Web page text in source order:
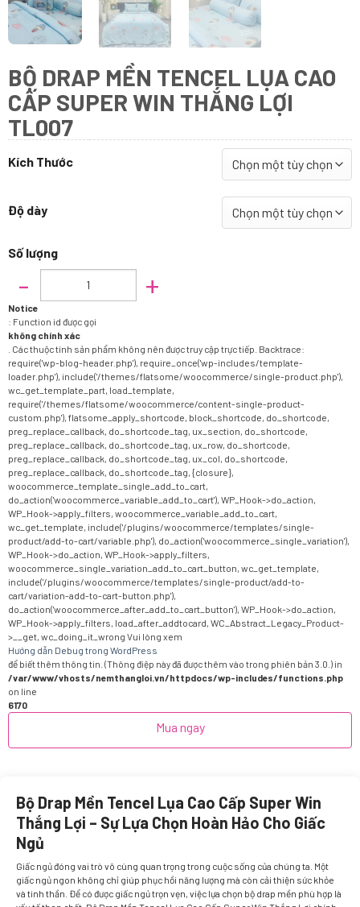
BỘ DRAP MỀN TENCEL LỤA CAO
CẤP SUPER WIN THẮNG LỢI
TL007
Kích Thước
Độ dày
Số lượng
Notice
: Function id được gọi
không chính xác
. Các thuộc tính sản phẩm không nên được truy cập trực tiếp. Backtrace:
require('wp-blog-header.php'), require_once('wp-includes/template-
loader.php'), include('/themes/flatsome/woocommerce/single-product.php'),
wc_get_template_part, load_template,
require('/themes/flatsome/woocommerce/content-single-product-
custom.php'), flatsome_apply_shortcode, block_shortcode, do_shortcode,
preg_replace_callback, do_shortcode_tag, ux_section, do_shortcode,
preg_replace_callback, do_shortcode_tag, ux_row, do_shortcode,
preg_replace_callback, do_shortcode_tag, ux_col, do_shortcode,
preg_replace_callback, do_shortcode_tag, {closure},
woocommerce_template_single_add_to_cart,
do_action('woocommerce_variable_add_to_cart'), WP_Hook->do_action,
WP_Hook->apply_filters, woocommerce_variable_add_to_cart,
wc_get_template, include('/plugins/woocommerce/templates/single-
product/add-to-cart/variable.php'), do_action('woocommerce_single_variation'),
WP_Hook->do_action, WP_Hook->apply_filters,
woocommerce_single_variation_add_to_cart_button, wc_get_template,
include('/plugins/woocommerce/templates/single-product/add-to-
cart/variation-add-to-cart-button.php'),
do_action('woocommerce_after_add_to_cart_button'), WP_Hook->do_action,
WP_Hook->apply_filters, load_after_addtocard, WC_Abstract_Legacy_Product-
>__get, wc_doing_it_wrong Vui lòng xem
Hướng dẫn Debug trong WordPress
để biết thêm thông tin. (Thông điệp này đã được thêm vào trong phiên bản 3.0.) in
/var/www/vhosts/nemthangloi.vn/httpdocs/wp-includes/functions.php
on line
6170
Mua ngay
Bộ Drap Mền Tencel Lụa Cao Cấp Super Win
Thắng Lợi – Sự Lựa Chọn Hoàn Hảo Cho Giấc
Ngủ
Giấc ngủ đóng vai trò vô cùng quan trọng trong cuộc sống của chúng ta. Một
giấc ngủ ngon không chỉ giúp phục hồi năng lượng mà còn cải thiện sức khỏe
và tinh thần. Để có được giấc ngủ trọn vẹn, việc lựa chọn bộ drap mền phù hợp là